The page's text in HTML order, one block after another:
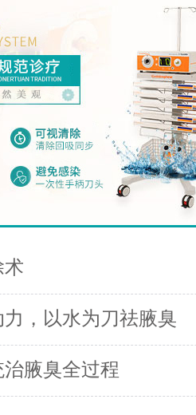
术
，以水为刀祛腋臭
腋臭全过程